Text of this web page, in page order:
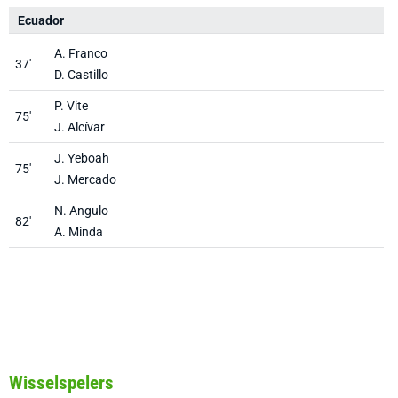
Ecuador
37'
A. Franco
D. Castillo
75'
P. Vite
J. Alcívar
75'
J. Yeboah
J. Mercado
82'
N. Angulo
A. Minda
Wisselspelers